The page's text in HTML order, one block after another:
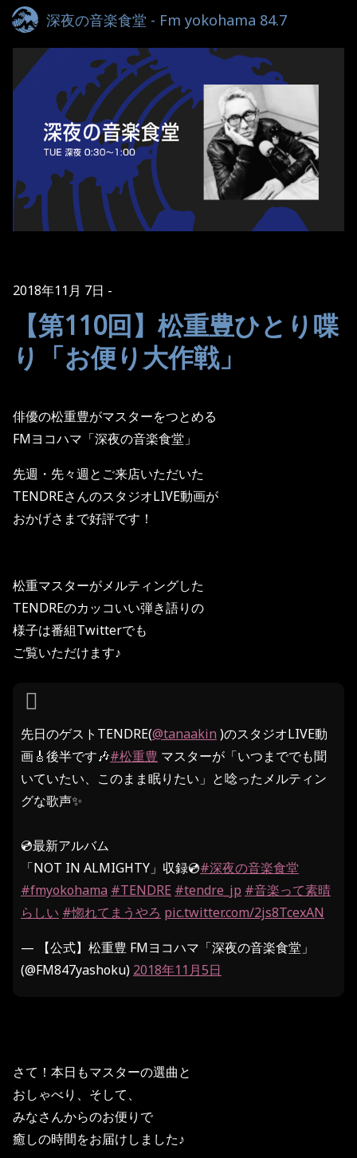
深夜の音楽食堂 - Fm yokohama 84.7
2018年11月 7日
【第110回】松重豊ひとり喋
り「お便り大作戦」
俳優の松重豊がマスターをつとめる
FMヨコハマ「深夜の音楽食堂」
先週・先々週とご来店いただいた
TENDREさんのスタジオLIVE動画が
おかげさまで好評です！
松重マスターがメルティングした
TENDREのカッコいい弾き語りの
様子は番組Twitterでも
ご覧いただけます♪
先日のゲストTENDRE(@tanaakin )のスタジオLIVE動
画🎸後半です🎶#松重豊 マスターが「いつまででも聞
いていたい、このまま眠りたい」と唸ったメルティン
グな歌声✨
💿最新アルバム
「NOT IN ALMIGHTY」収録💿#深夜の音楽食堂
#fmyokohama #TENDRE #tendre_jp #音楽って素晴
らしい #惚れてまうやろ pic.twitter.com/2js8TcexAN
— 【公式】松重豊 FMヨコハマ「深夜の音楽食堂」
(@FM847yashoku) 2018年11月5日
さて！本日もマスターの選曲と
おしゃべり、そして、
みなさんからのお便りで
癒しの時間をお届けしました♪